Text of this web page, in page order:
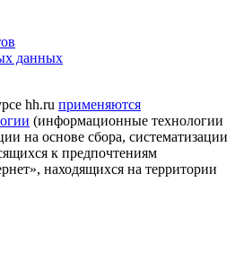
данных
hh.ru применяются
(информационные технологии
на основе сбора, систематизации
к предпочтениям
находящихся на территории